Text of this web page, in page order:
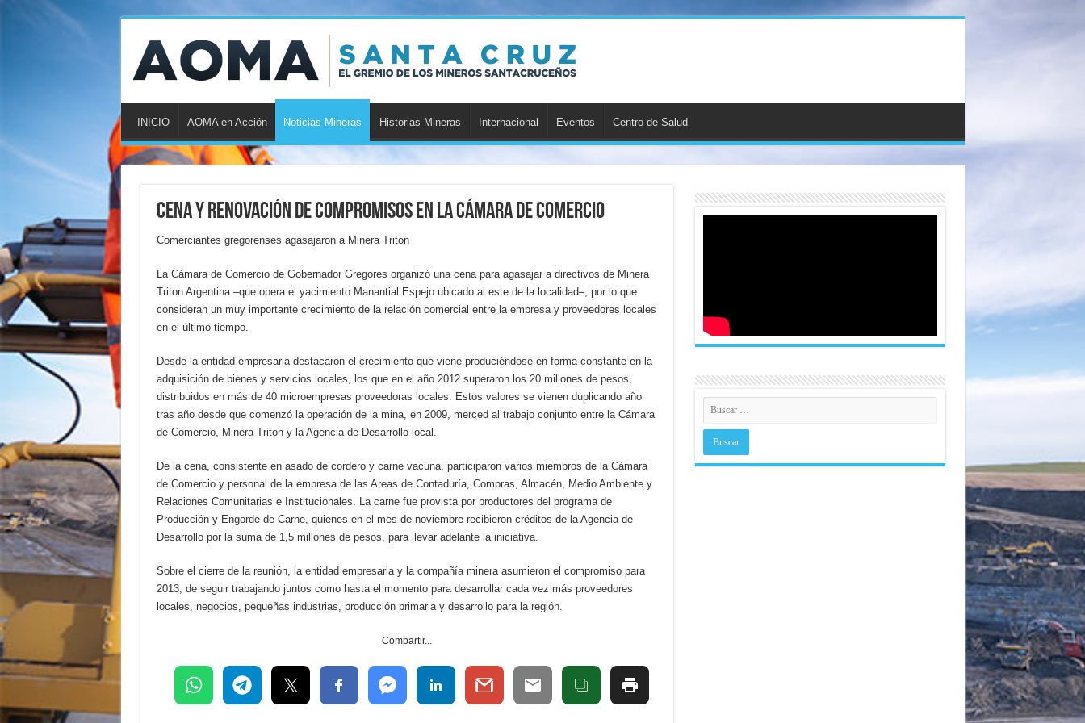
INICIO AOMA en Acción Noticias Mineras Historias Mineras Internacional Eventos Centro de Salud
Cena y renovación de compromisos en la Cámara de Comercio
Comerciantes gregorenses agasajaron a Minera Triton
La Cámara de Comercio de Gobernador Gregores organizó una cena para agasajar a directivos de Minera
Triton Argentina –que opera el yacimiento Manantial Espejo ubicado al este de la localidad–, por lo que
consideran un muy importante crecimiento de la relación comercial entre la empresa y proveedores locales
en el último tiempo.
Desde la entidad empresaria destacaron el crecimiento que viene produciéndose en forma constante en la
adquisición de bienes y servicios locales, los que en el año 2012 superaron los 20 millones de pesos,
distribuidos en más de 40 microempresas proveedoras locales. Estos valores se vienen duplicando año
tras año desde que comenzó la operación de la mina, en 2009, merced al trabajo conjunto entre la Cámara
de Comercio, Minera Triton y la Agencia de Desarrollo local.
De la cena, consistente en asado de cordero y carne vacuna, participaron varios miembros de la Cámara
de Comercio y personal de la empresa de las Areas de Contaduría, Compras, Almacén, Medio Ambiente y
Relaciones Comunitarias e Institucionales. La carne fue provista por productores del programa de
Producción y Engorde de Carne, quienes en el mes de noviembre recibieron créditos de la Agencia de
Desarrollo por la suma de 1,5 millones de pesos, para llevar adelante la iniciativa.
Sobre el cierre de la reunión, la entidad empresaria y la compañía minera asumieron el compromiso para
2013, de seguir trabajando juntos como hasta el momento para desarrollar cada vez más proveedores
locales, negocios, pequeñas industrias, producción primaria y desarrollo para la región.
Compartir...